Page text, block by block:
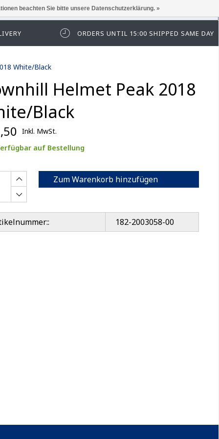
Sie sich zuerst an.
ORDERS UNTIL 15:00 SHIPPED SAME DAY
White/Black
Helmet Peak 2018
Black
Inkl. MwSt.
auf Bestellung
Zum Warenkorb hinzufügen
182-2003058-00
beachten Sie bitte unsere Datenschutzerklärung. »